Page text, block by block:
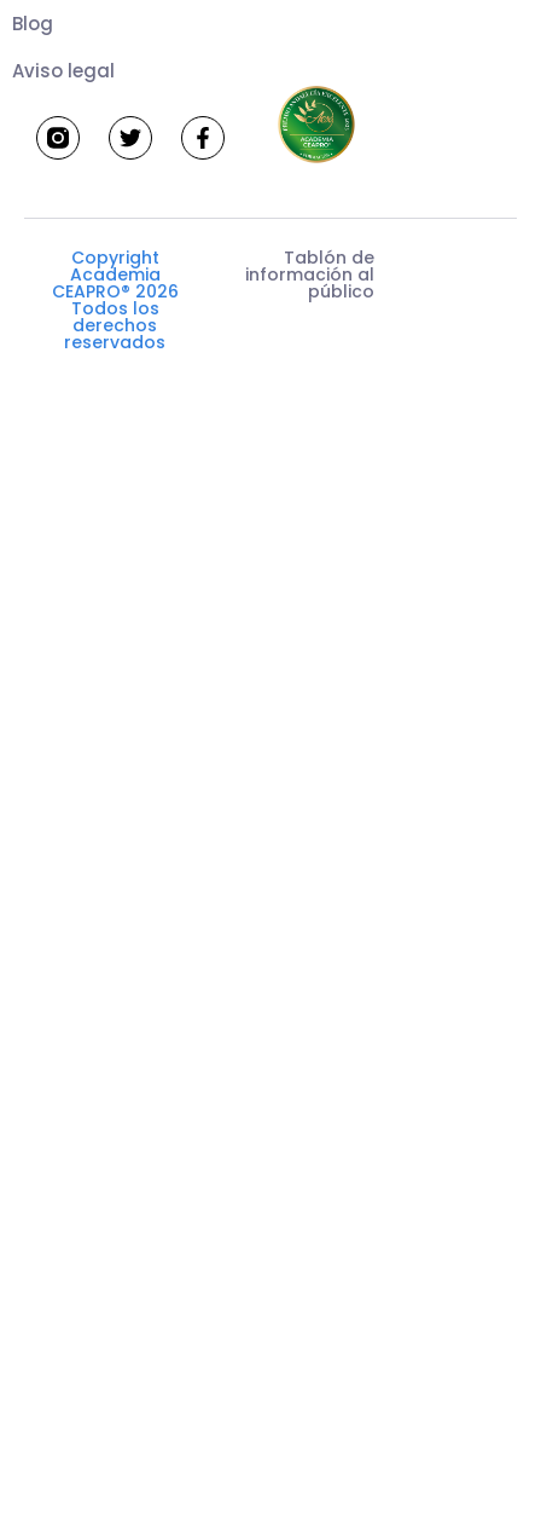
Blog
Aviso legal
w
i
t
r
a
c
e
o
Copyright
Academia
CEAPRO® 2026
Todos los
derechos
reservados
Tablón de
información al
público